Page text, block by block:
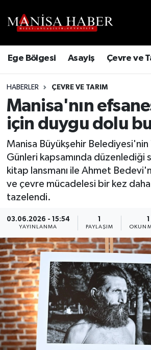
Ege Bölgesi Asayiş Çevre ve
HABERLER ÇEVRE VE TARIM
Manisa'nın
için duygu dolu
Manisa Büyükşehir
Günleri kapsamında düzenlediği
kitap lansmanı ile Ahmet
ve çevre mücadelesi bir kez daha
tazelendi.
03.06.2026 - 15:54
YAYINLANMA
1
PAYLAŞIM
Trafik Durumu
Süper Lig Puan Durumu ve
Tüm Manşetler
Son Dakika Haberleri
Haber Arşivi